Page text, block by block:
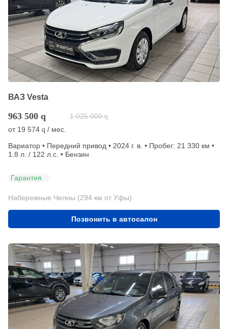
ВАЗ Vesta
963 500 q 1 025 000 q
от 19 574 q / мес.
Вариатор • Передний привод • 2024 г. в. • Пробег: 21 330 км •
1.8 л. / 122 л.с. • Бензин
Гарантия
Набережные Челны (294 км от Уфы)
Позвонить в автосалон